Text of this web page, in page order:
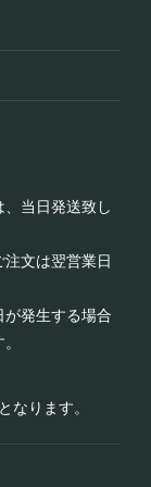
当日発送致し
文は翌営業日
発生する場合
なります。